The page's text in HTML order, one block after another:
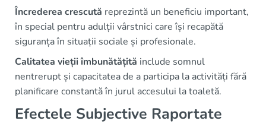
Încrederea crescută reprezintă un beneficiu important,
în special pentru adulții vârstnici care își recapătă
siguranța în situații sociale și profesionale.
Calitatea vieții îmbunătățită include somnul
nentrerupt și capacitatea de a participa la activități fără
planificare constantă în jurul accesului la toaletă.
Efectele Subjective Raportate